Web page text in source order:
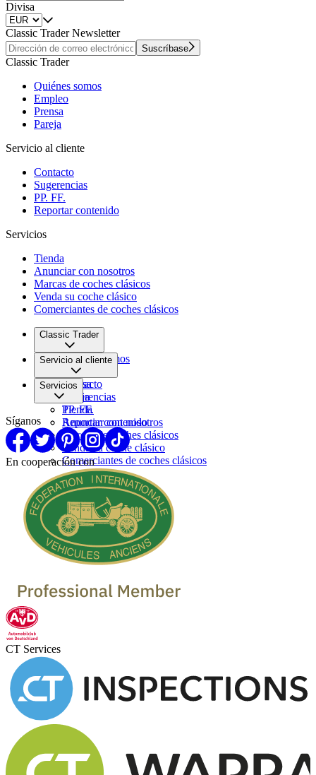
Divisa
Classic Trader Newsletter
Suscríbase
Classic Trader
Quiénes somos
Empleo
Prensa
Pareja
Servicio al cliente
Contacto
Sugerencias
PP. FF.
Reportar contenido
Servicios
Tienda
Anunciar con nosotros
Marcas de coches clásicos
Venda su coche clásico
Comerciantes de coches clásicos
Classic Trader
Quiénes somos
Empleo
Prensa
Pareja
Servicio al cliente
Contacto
Sugerencias
PP. FF.
Reportar contenido
Servicios
Tienda
Anunciar con nosotros
Marcas de coches clásicos
Venda su coche clásico
Comerciantes de coches clásicos
Síganos
En cooperación con
CT Services